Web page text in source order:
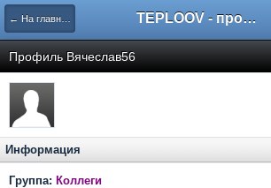
← На главную TEPLOOV - программный комплекс для расчёта систем отопления и вентиляции
Профиль Вячеслав56
Информация
Группа: Коллеги